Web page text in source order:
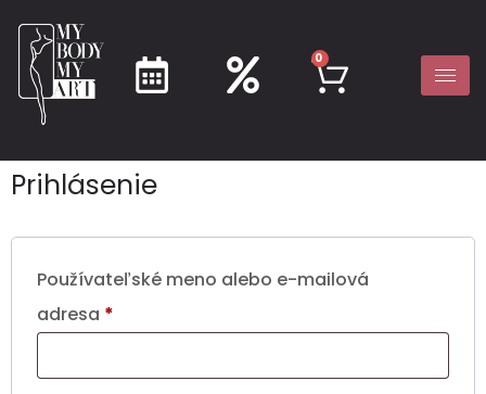
0
Prihlásenie
Používateľské meno alebo e-mailová
adresa *